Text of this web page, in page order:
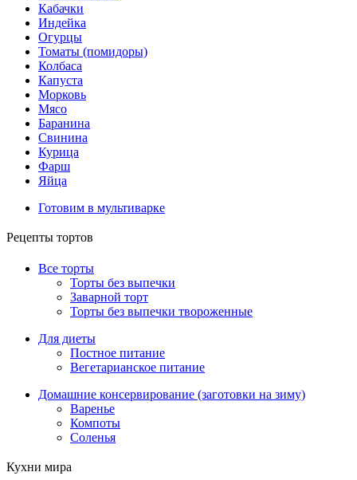
Кабачки
Индейка
Огурцы
Томаты (помидоры)
Колбаса
Капуста
Морковь
Мясо
Баранина
Свинина
Курица
Фарш
Яйца
Готовим в мультиварке
Рецепты тортов
Все торты
Торты без выпечки
Заварной торт
Торты без выпечки твороженные
Для диеты
Постное питание
Вегетарианское питание
Домашние консервирование (заготовки на зиму)
Варенье
Компоты
Соленья
Кухни мира